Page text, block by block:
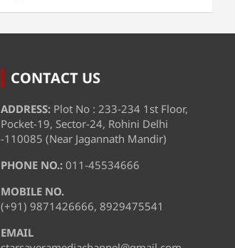
CONTACT US
ADDRESS: Plot No : 233-234 1st Floor,
Pocket-19, Sector-24, Rohini Delhi
-110085 (Near Jagannath Mandir)
PHONE NO.: 011-45534666
MOBILE NO.
(+91) 9871426666, 8929475541
EMAIL